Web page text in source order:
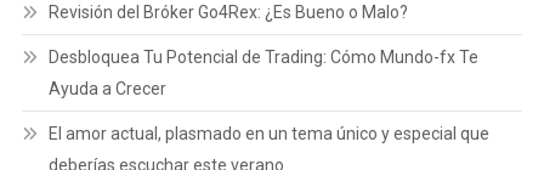
Revisión del Bróker Go4Rex: ¿Es Bueno o Malo?
Desbloquea Tu Potencial de Trading: Cómo Mundo-fx Te
Ayuda a Crecer
El amor actual, plasmado en un tema único y especial que
deberías escuchar este verano